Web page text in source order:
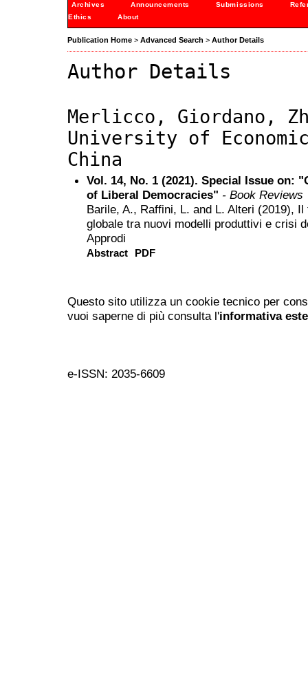
Archives
Announcements Submissions
Ethics
About
Publication Home > Advanced Search > Author Details
Author Details
Merlicco, Giordano,
University of
China
Vol. 14, No. 1 (2021). Special Issue on:
of Liberal Democracies" - Book Reviews
Barile, A., Raffini, L. and L. Alteri (2019),
globale tra nuovi modelli produttivi e crisi
Approdi
Abstract PDF
Questo sito utilizza un cookie tecnico per
vuoi saperne di più consulta l'informativa
e-ISSN: 2035-6609